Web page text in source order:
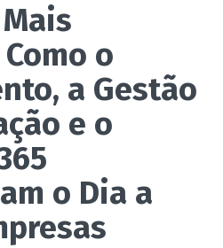
o
a Gestão
e o
o Dia a